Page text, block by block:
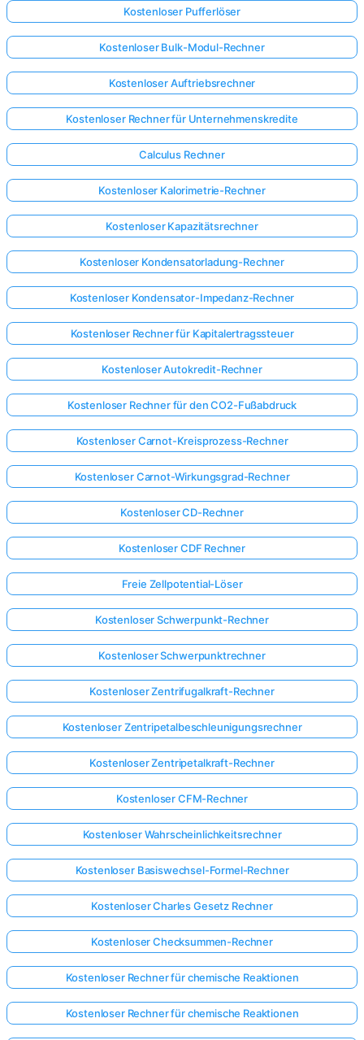
Kostenloser Pufferlöser
Kostenloser Bulk-Modul-Rechner
Kostenloser Auftriebsrechner
Kostenloser Rechner für Unternehmenskredite
Calculus Rechner
Kostenloser Kalorimetrie-Rechner
Kostenloser Kapazitätsrechner
Kostenloser Kondensatorladung-Rechner
Kostenloser Kondensator-Impedanz-Rechner
Kostenloser Rechner für Kapitalertragssteuer
Kostenloser Autokredit-Rechner
Kostenloser Rechner für den CO2-Fußabdruck
Kostenloser Carnot-Kreisprozess-Rechner
Kostenloser Carnot-Wirkungsgrad-Rechner
Kostenloser CD-Rechner
Kostenloser CDF Rechner
Freie Zellpotential-Löser
Kostenloser Schwerpunkt-Rechner
Kostenloser Schwerpunktrechner
Kostenloser Zentrifugalkraft-Rechner
Kostenloser Zentripetalbeschleunigungsrechner
Kostenloser Zentripetalkraft-Rechner
Kostenloser CFM-Rechner
Kostenloser Wahrscheinlichkeitsrechner
Kostenloser Basiswechsel-Formel-Rechner
Kostenloser Charles Gesetz Rechner
Kostenloser Checksummen-Rechner
Kostenloser Rechner für chemische Reaktionen
Kostenloser Rechner für chemische Reaktionen